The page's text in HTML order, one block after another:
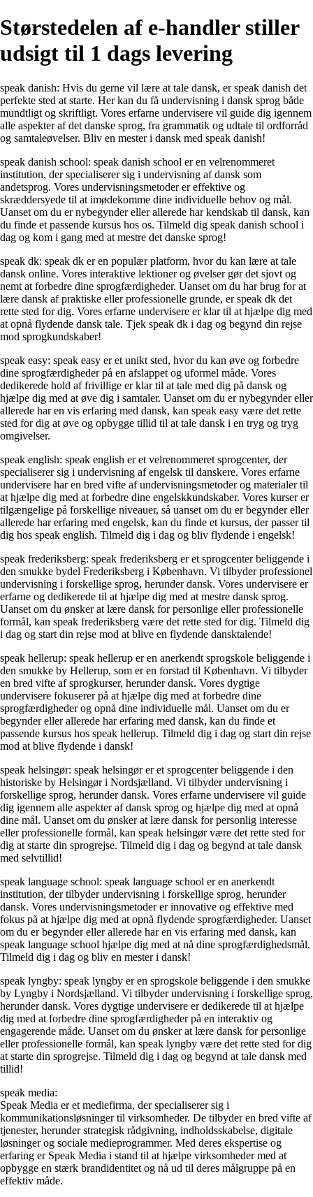
Størstedelen af e-handler stiller
udsigt til 1 dags levering
speak danish: Hvis du gerne vil lære at tale dansk, er speak danish det
perfekte sted at starte. Her kan du få undervisning i dansk sprog både
mundtligt og skriftligt. Vores erfarne undervisere vil guide dig igennem
alle aspekter af det danske sprog, fra grammatik og udtale til ordforråd
og samtaleøvelser. Bliv en mester i dansk med speak danish!
speak danish school: speak danish school er en velrenommeret
institution, der specialiserer sig i undervisning af dansk som
andetsprog. Vores undervisningsmetoder er effektive og
skræddersyede til at imødekomme dine individuelle behov og mål.
Uanset om du er nybegynder eller allerede har kendskab til dansk, kan
du finde et passende kursus hos os. Tilmeld dig speak danish school i
dag og kom i gang med at mestre det danske sprog!
speak dk: speak dk er en populær platform, hvor du kan lære at tale
dansk online. Vores interaktive lektioner og øvelser gør det sjovt og
nemt at forbedre dine sprogfærdigheder. Uanset om du har brug for at
lære dansk af praktiske eller professionelle grunde, er speak dk det
rette sted for dig. Vores erfarne undervisere er klar til at hjælpe dig med
at opnå flydende dansk tale. Tjek speak dk i dag og begynd din rejse
mod sprogkundskaber!
speak easy: speak easy er et unikt sted, hvor du kan øve og forbedre
dine sprogfærdigheder på en afslappet og uformel måde. Vores
dedikerede hold af frivillige er klar til at tale med dig på dansk og
hjælpe dig med at øve dig i samtaler. Uanset om du er nybegynder eller
allerede har en vis erfaring med dansk, kan speak easy være det rette
sted for dig at øve og opbygge tillid til at tale dansk i en tryg og tryg
omgivelser.
speak english: speak english er et velrenommeret sprogcenter, der
specialiserer sig i undervisning af engelsk til danskere. Vores erfarne
undervisere har en bred vifte af undervisningsmetoder og materialer til
at hjælpe dig med at forbedre dine engelskkundskaber. Vores kurser er
tilgængelige på forskellige niveauer, så uanset om du er begynder eller
allerede har erfaring med engelsk, kan du finde et kursus, der passer til
dig hos speak english. Tilmeld dig i dag og bliv flydende i engelsk!
speak frederiksberg: speak frederiksberg er et sprogcenter beliggende i
den smukke bydel Frederiksberg i København. Vi tilbyder professionel
undervisning i forskellige sprog, herunder dansk. Vores undervisere er
erfarne og dedikerede til at hjælpe dig med at mestre dansk sprog.
Uanset om du ønsker at lære dansk for personlige eller professionelle
formål, kan speak frederiksberg være det rette sted for dig. Tilmeld dig
i dag og start din rejse mod at blive en flydende dansktalende!
speak hellerup: speak hellerup er en anerkendt sprogskole beliggende i
den smukke by Hellerup, som er en forstad til København. Vi tilbyder
en bred vifte af sprogkurser, herunder dansk. Vores dygtige
undervisere fokuserer på at hjælpe dig med at forbedre dine
sprogfærdigheder og opnå dine individuelle mål. Uanset om du er
begynder eller allerede har erfaring med dansk, kan du finde et
passende kursus hos speak hellerup. Tilmeld dig i dag og start din rejse
mod at blive flydende i dansk!
speak helsingør: speak helsingør er et sprogcenter beliggende i den
historiske by Helsingør i Nordsjælland. Vi tilbyder undervisning i
forskellige sprog, herunder dansk. Vores erfarne undervisere vil guide
dig igennem alle aspekter af dansk sprog og hjælpe dig med at opnå
dine mål. Uanset om du ønsker at lære dansk for personlig interesse
eller professionelle formål, kan speak helsingør være det rette sted for
dig at starte din sprogrejse. Tilmeld dig i dag og begynd at tale dansk
med selvtillid!
speak language school: speak language school er en anerkendt
institution, der tilbyder undervisning i forskellige sprog, herunder
dansk. Vores undervisningsmetoder er innovative og effektive med
fokus på at hjælpe dig med at opnå flydende sprogfærdigheder. Uanset
om du er begynder eller allerede har en vis erfaring med dansk, kan
speak language school hjælpe dig med at nå dine sprogfærdighedsmål.
Tilmeld dig i dag og bliv en mester i dansk!
speak lyngby: speak lyngby er en sprogskole beliggende i den smukke
by Lyngby i Nordsjælland. Vi tilbyder undervisning i forskellige sprog,
herunder dansk. Vores dygtige undervisere er dedikerede til at hjælpe
dig med at forbedre dine sprogfærdigheder på en interaktiv og
engagerende måde. Uanset om du ønsker at lære dansk for personlige
eller professionelle formål, kan speak lyngby være det rette sted for dig
at starte din sprogrejse. Tilmeld dig i dag og begynd at tale dansk med
tillid!
speak media:
Speak Media er et mediefirma, der specialiserer sig i
kommunikationsløsninger til virksomheder. De tilbyder en bred vifte af
tjenester, herunder strategisk rådgivning, indholdsskabelse, digitale
løsninger og sociale medieprogrammer. Med deres ekspertise og
erfaring er Speak Media i stand til at hjælpe virksomheder med at
opbygge en stærk brandidentitet og nå ud til deres målgruppe på en
effektiv måde.